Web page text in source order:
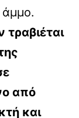
άμμο.
τραβιέται
από
και